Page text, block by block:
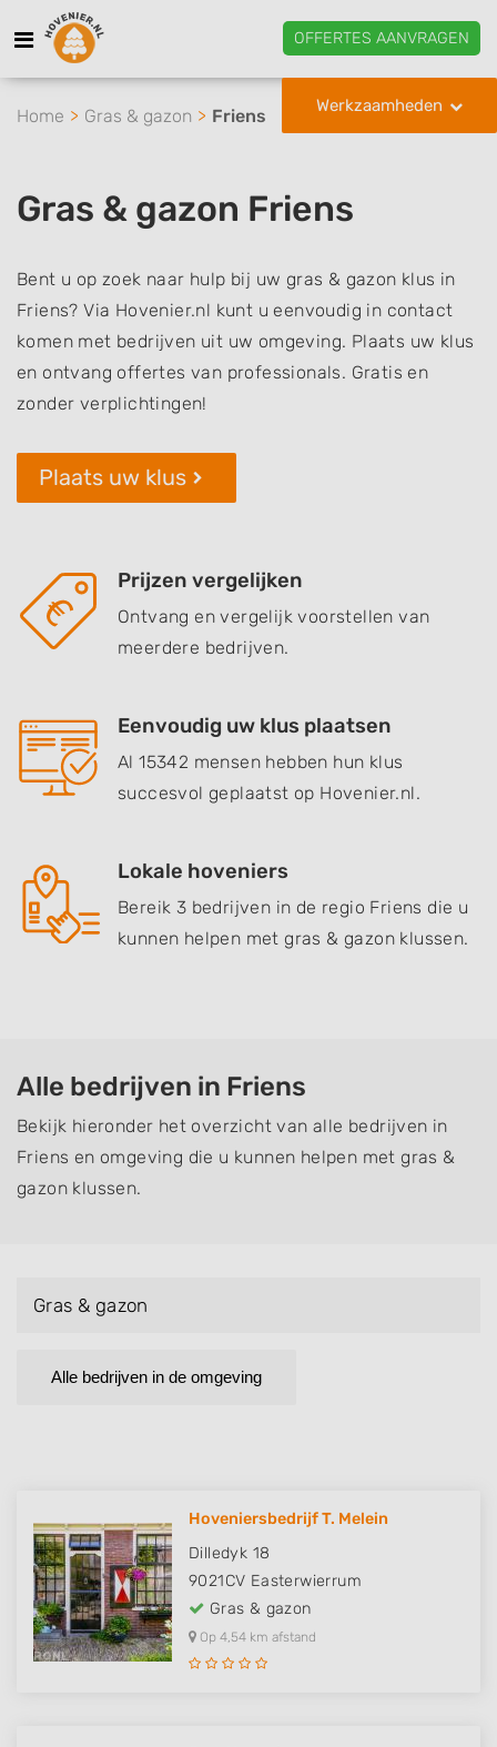
OFFERTES AANVRAGEN
Werkzaamheden
Home Gras & gazon Friens
Gras & gazon Friens
Bent u op zoek naar hulp bij uw gras & gazon klus in
Friens? Via Hovenier.nl kunt u eenvoudig in contact
komen met bedrijven uit uw omgeving. Plaats uw klus
en ontvang offertes van professionals. Gratis en
zonder verplichtingen!
Plaats uw klus
Prijzen vergelijken
Ontvang en vergelijk voorstellen van
meerdere bedrijven.
Eenvoudig uw klus plaatsen
Al 15342 mensen hebben hun klus
succesvol geplaatst op Hovenier.nl.
Lokale hoveniers
Bereik 3 bedrijven in de regio Friens die u
kunnen helpen met gras & gazon klussen.
Alle bedrijven in Friens
Bekijk hieronder het overzicht van alle bedrijven in
Friens en omgeving die u kunnen helpen met gras &
gazon klussen.
Gras & gazon
Alle bedrijven in de omgeving
Hoveniersbedrijf T. Melein
Dilledyk 18
9021CV Easterwierrum
Gras & gazon
Op 4,54 km afstand